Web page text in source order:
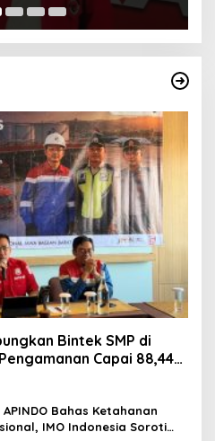
Bintek SMP di
Capai 88,44
Bahas Ketahanan
IMO Indonesia Soroti